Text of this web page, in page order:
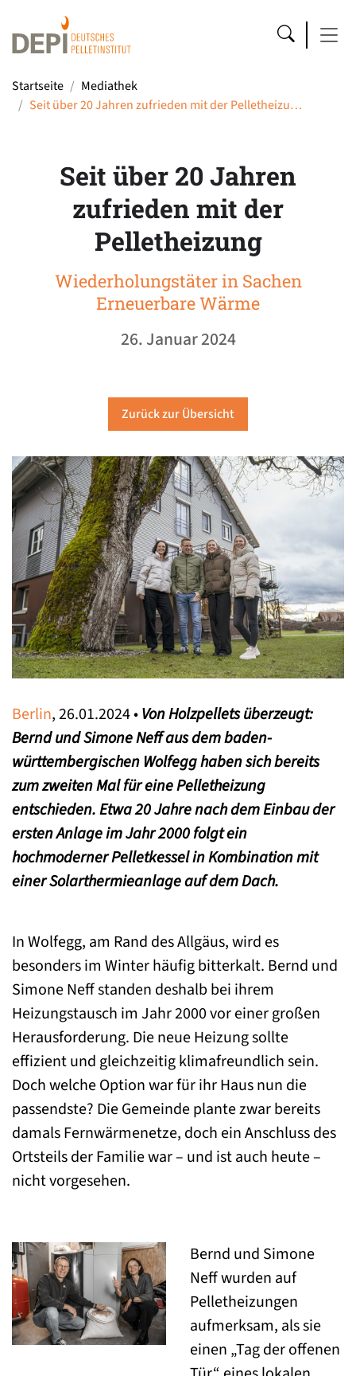
Startseite
Mediathek
Seit über 20 Jahren zufrieden mit der Pelletheizu…
Seit über 20 Jahren
zufrieden mit der
Pelletheizung
Wiederholungstäter in Sachen
Erneuerbare Wärme
26. Januar 2024
Zurück zur Übersicht
Berlin, 26.01.2024 •Von Holzpellets überzeugt:
Bernd und Simone Neff aus dem baden-
württembergischen Wolfegg haben sich bereits
zum zweiten Mal für eine Pelletheizung
entschieden. Etwa 20 Jahre nach dem Einbau der
ersten Anlage im Jahr 2000 folgt ein
hochmoderner Pelletkessel in Kombination mit
einer Solarthermieanlage auf dem Dach.
In Wolfegg, am Rand des Allgäus, wird es
besonders im Winter häufig bitterkalt. Bernd und
Simone Neff standen deshalb bei ihrem
Heizungstausch im Jahr 2000 vor einer großen
Herausforderung. Die neue Heizung sollte
effizient und gleichzeitig klimafreundlich sein.
Doch welche Option war für ihr Haus nun die
passendste? Die Gemeinde plante zwar bereits
damals Fernwärmenetze, doch ein Anschluss des
Ortsteils der Familie war – und ist auch heute –
nicht vorgesehen.
Bernd und Simone
Neff wurden auf
Pelletheizungen
aufmerksam, als sie
einen „Tag der offenen